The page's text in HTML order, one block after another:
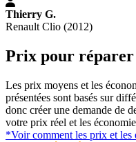
Thierry G.
Renault Clio (2012)
Prix pour
Les prix moyens et les
présentées sont basés sur
donc créer une demande de
votre prix réel et les
*Voir comment les prix et les